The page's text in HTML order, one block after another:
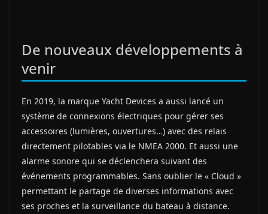
De nouveaux développements à
venir
En 2019, la marque Yacht Devices a aussi lancé un
système de connexions électriques pour gérer ses
accessoires (lumières, ouvertures…) avec des relais
directement pilotables via le NMEA 2000. Et aussi une
alarme sonore qui se déclenchera suivant des
événements programmables. Sans oublier le « Cloud »
permettant le partage de diverses informations avec
ses proches et la surveillance du bateau à distance.